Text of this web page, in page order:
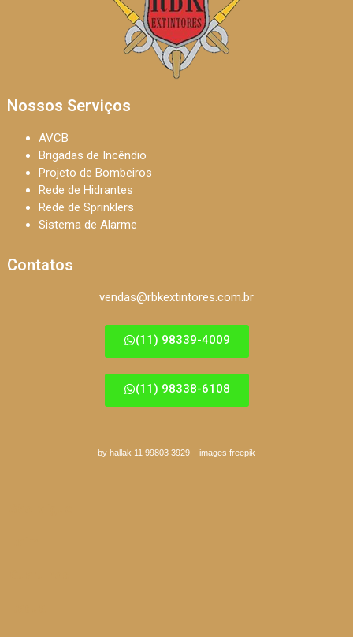
Nossos Serviços
AVCB
Brigadas de Incêndio
Projeto de Bombeiros
Rede de Hidrantes
Rede de Sprinklers
Sistema de Alarme
Contatos
vendas@rbkextintores.com.br
(11) 98339-4009
(11) 98338-6108
by hallak 11 99803 3929 – images freepik